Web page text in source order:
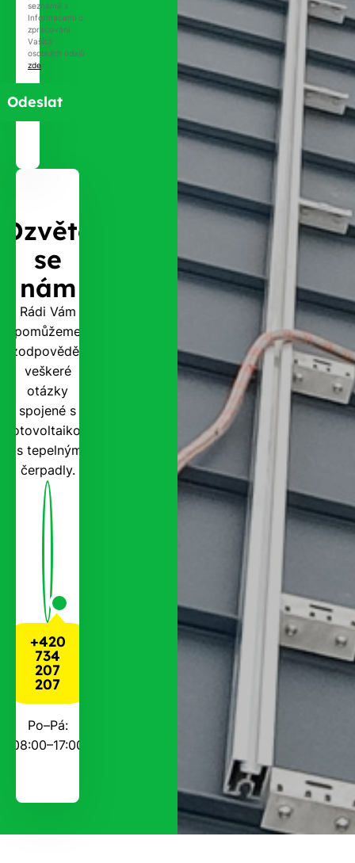
Ozvěte
se
nám
Rádi Vám
pomůžeme
zodpovědět
veškeré
otázky
spojené s
fotovoltaikou
i s tepelnými
čerpadly.
+420
734
207
207
Po–Pá:
08:00–17:00
seznámili s
Informacemi o
zpracování
Vašich
osobních údajů
zde